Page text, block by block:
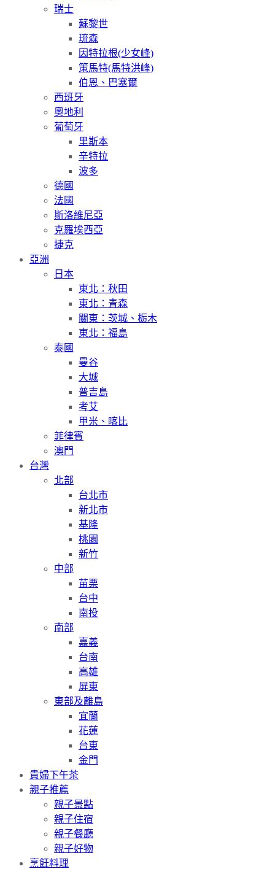
瑞士
蘇黎世
琉森
因特拉根(少女峰)
策馬特(馬特洪峰)
伯恩、巴塞爾
西班牙
奧地利
葡萄牙
里斯本
辛特拉
波多
德國
法國
斯洛維尼亞
克羅埃西亞
捷克
亞洲
日本
東北：秋田
東北：青森
關東：茨城、栃木
東北：福島
泰國
曼谷
大城
普吉島
考艾
甲米、喀比
菲律賓
澳門
台灣
北部
台北市
新北市
基隆
桃園
新竹
中部
苗栗
台中
南投
南部
嘉義
台南
高雄
屏東
東部及離島
宜蘭
花蓮
台東
金門
貴婦下午茶
親子推薦
親子景點
親子住宿
親子餐廳
親子好物
烹飪料理